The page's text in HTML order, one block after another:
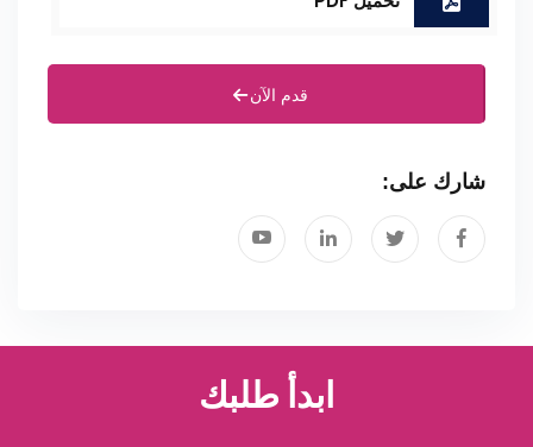
قدم الآن
شارك على:
ابدأ طلبك